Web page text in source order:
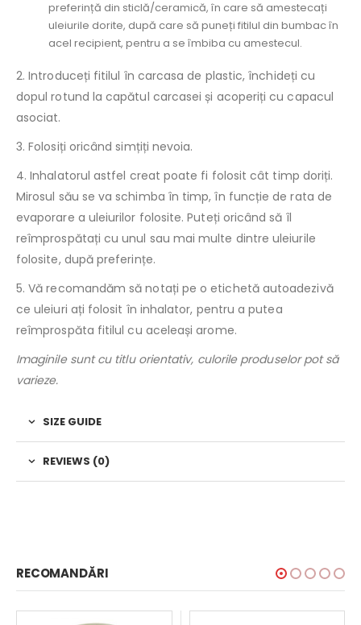
preferință din sticlă/ceramică, în care să amestecați
uleiurile dorite, după care să puneți fitilul din bumbac în
acel recipient, pentru a se îmbiba cu amestecul.
2. Introduceți fitilul în carcasa de plastic, închideți cu
dopul rotund la capătul carcasei și acoperiți cu capacul
asociat.
3. Folosiți oricând simțiți nevoia.
4. Inhalatorul astfel creat poate fi folosit cât timp doriți.
Mirosul său se va schimba în timp, în funcție de rata de
evaporare a uleiurilor folosite. Puteți oricând să îl
reîmprospătați cu unul sau mai multe dintre uleiurile
folosite, după preferințe.
5. Vă recomandăm să notați pe o etichetă autoadezivă
ce uleiuri ați folosit în inhalator, pentru a putea
reîmprospăta fitilul cu aceleași arome.
Imaginile sunt cu titlu orientativ, culorile produselor pot să
varieze.
SIZE GUIDE
REVIEWS (0)
RECOMANDĂRI